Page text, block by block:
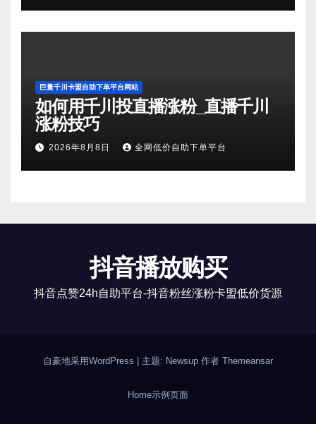
巨量千川卡盟自助下单平台网站
如何用千川投直播涨粉_直播千川
涨粉技巧
2026年8月8日 全网低价自助下单平台
抖音播放购买
抖音点赞24h自助平台-抖音粉丝涨粉卡盟低价货源
自豪地采用WordPress 主题: Newsup 作者 Themeansar
Home示例页面